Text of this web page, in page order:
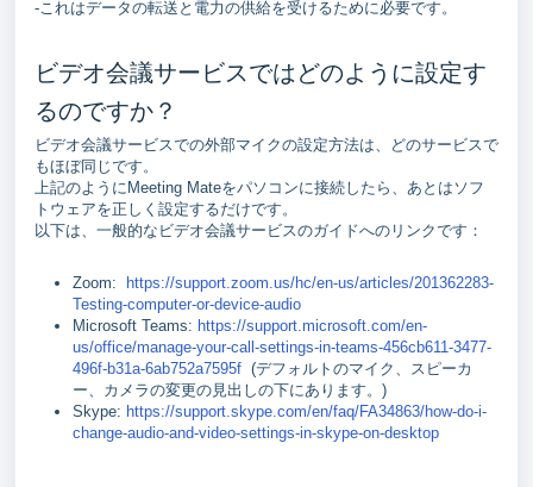
-これはデータの転送と電力の供給を受けるために必要です。
ビデオ会議サービスではどのように設定す
るのですか？
ビデオ会議サービスでの外部マイクの設定方法は、どのサービスで
もほぼ同じです。
上記のようにMeeting Mateをパソコンに接続したら、あとはソフ
トウェアを正しく設定するだけです。
以下は、一般的なビデオ会議サービスのガイドへのリンクです：
Zoom:
https://support.zoom.us/hc/en-us/articles/201362283-
Testing-computer-or-device-audio
Microsoft Teams: https://support.microsoft.com/en-
us/office/manage-your-call-settings-in-teams-456cb611-3477-
496f-b31a-6ab752a7595f (デフォルトのマイク、スピーカ
ー、カメラの変更の見出しの下にあります。)
Skype: https://support.skype.com/en/faq/FA34863/how-do-i-
change-audio-and-video-settings-in-skype-on-desktop